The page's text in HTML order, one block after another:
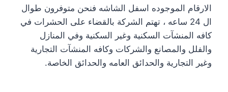
الارقام الموجوده اسفل الشاشه فنحن متوفرون طوال
ال 24 ساعه ، تهتم الشركة بالقضاء على الحشرات في
كافه المنشآت السكنية وغير السكنية وفي المنازل
والفلل والمصانع والشركات وكافه المنشآت التجارية
وغير التجارية والحدائق العامه والحدائق الخاصة.